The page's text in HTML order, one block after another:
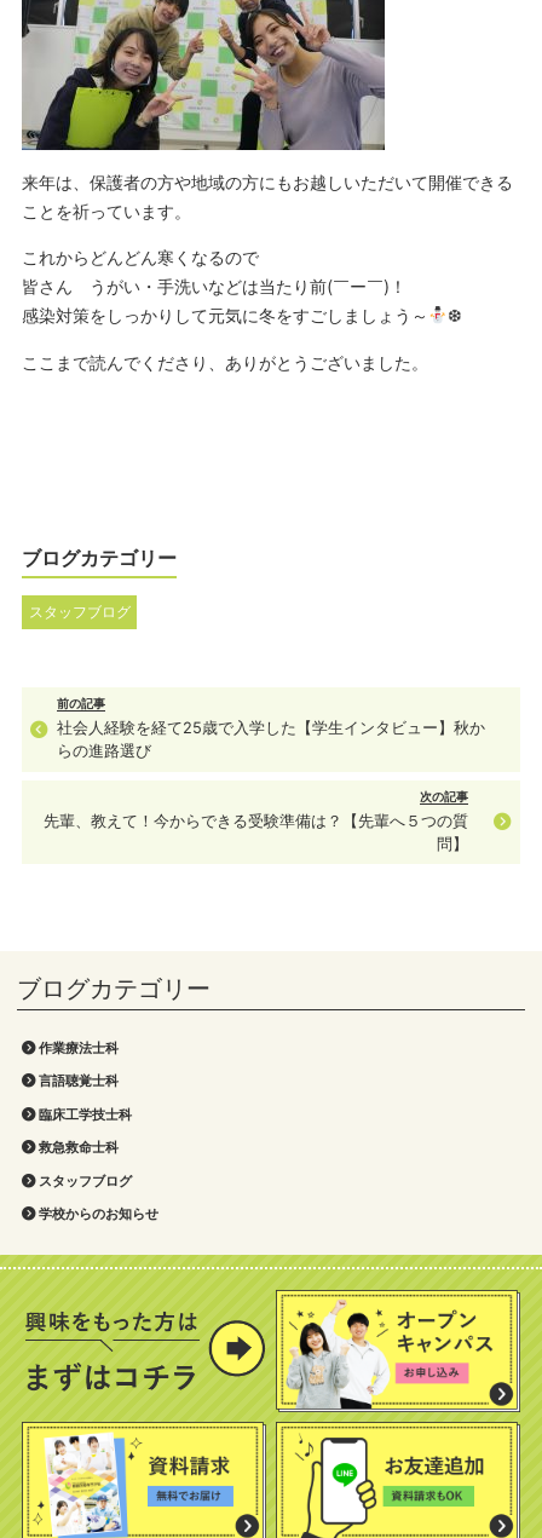
作業療法士科
言語聴覚士科
臨床工学技士科
救急救命士科
スタッフブログ
学校からのお知らせ
来年は、保護者の方や地域の方にもお越しいただいて開催できる
ことを祈っています。
これからどんどん寒くなるので
皆さん うがい・手洗いなどは当たり前(￣ー￣)！
感染対策をしっかりして元気に冬をすごしましょう～
❆
ここまで読んでくださり、ありがとうございました。
ブログカテゴリー
スタッフブログ
前の記事
社会人経験を経て25歳で入学した【学生インタビュー】秋か
らの進路選び
次の記事
先輩、教えて！今からできる受験準備は？【先輩へ５つの質
問】